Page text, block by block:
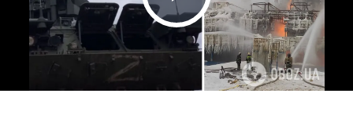
Play Video